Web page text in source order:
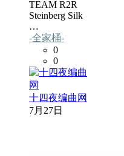
TEAM R2R
Steinberg Silk
…
-全家桶-
0
0
十四夜编曲网
7月27日